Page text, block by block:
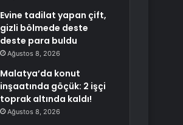
Evine tadilat yapan çift,
gizli bölmede deste
deste para buldu
Ağustos 8, 2026
Malatya’da konut
inşaatında göçük: 2 işçi
toprak altında kaldı!
Ağustos 8, 2026